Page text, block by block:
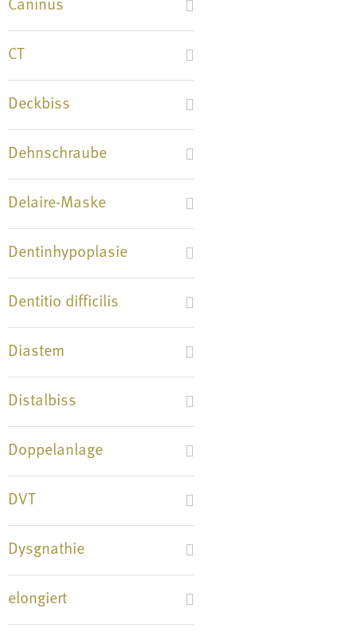
CT
Deckbiss
Dehnschraube
Delaire-Maske
Dentinhypoplasie
Dentitio difficilis
Diastem
Distalbiss
Doppelanlage
DVT
Dysgnathie
elongiert